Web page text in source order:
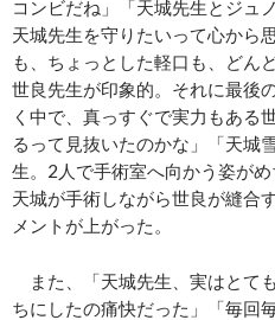
コンビだね」「天城先生とジュ
天城先生を守りたいって心から
も、ちょっとした軽口も、どん
世良先生が印象的。それに最後
く中で、真っすぐで実力もある
るって見抜いたのかな」「天城
生。2人で手術室へ向かう姿がめ
天城が手術しながら世良が縫合
メントが上がった。
また、「天城先生、実はとて
ちにしたの痛快だった」「毎回